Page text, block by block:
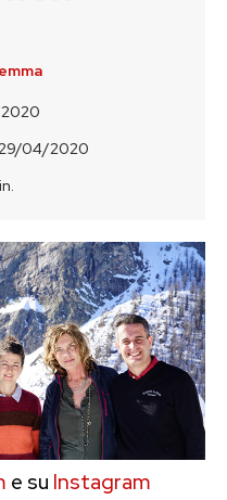
04/2020
e su Instagram